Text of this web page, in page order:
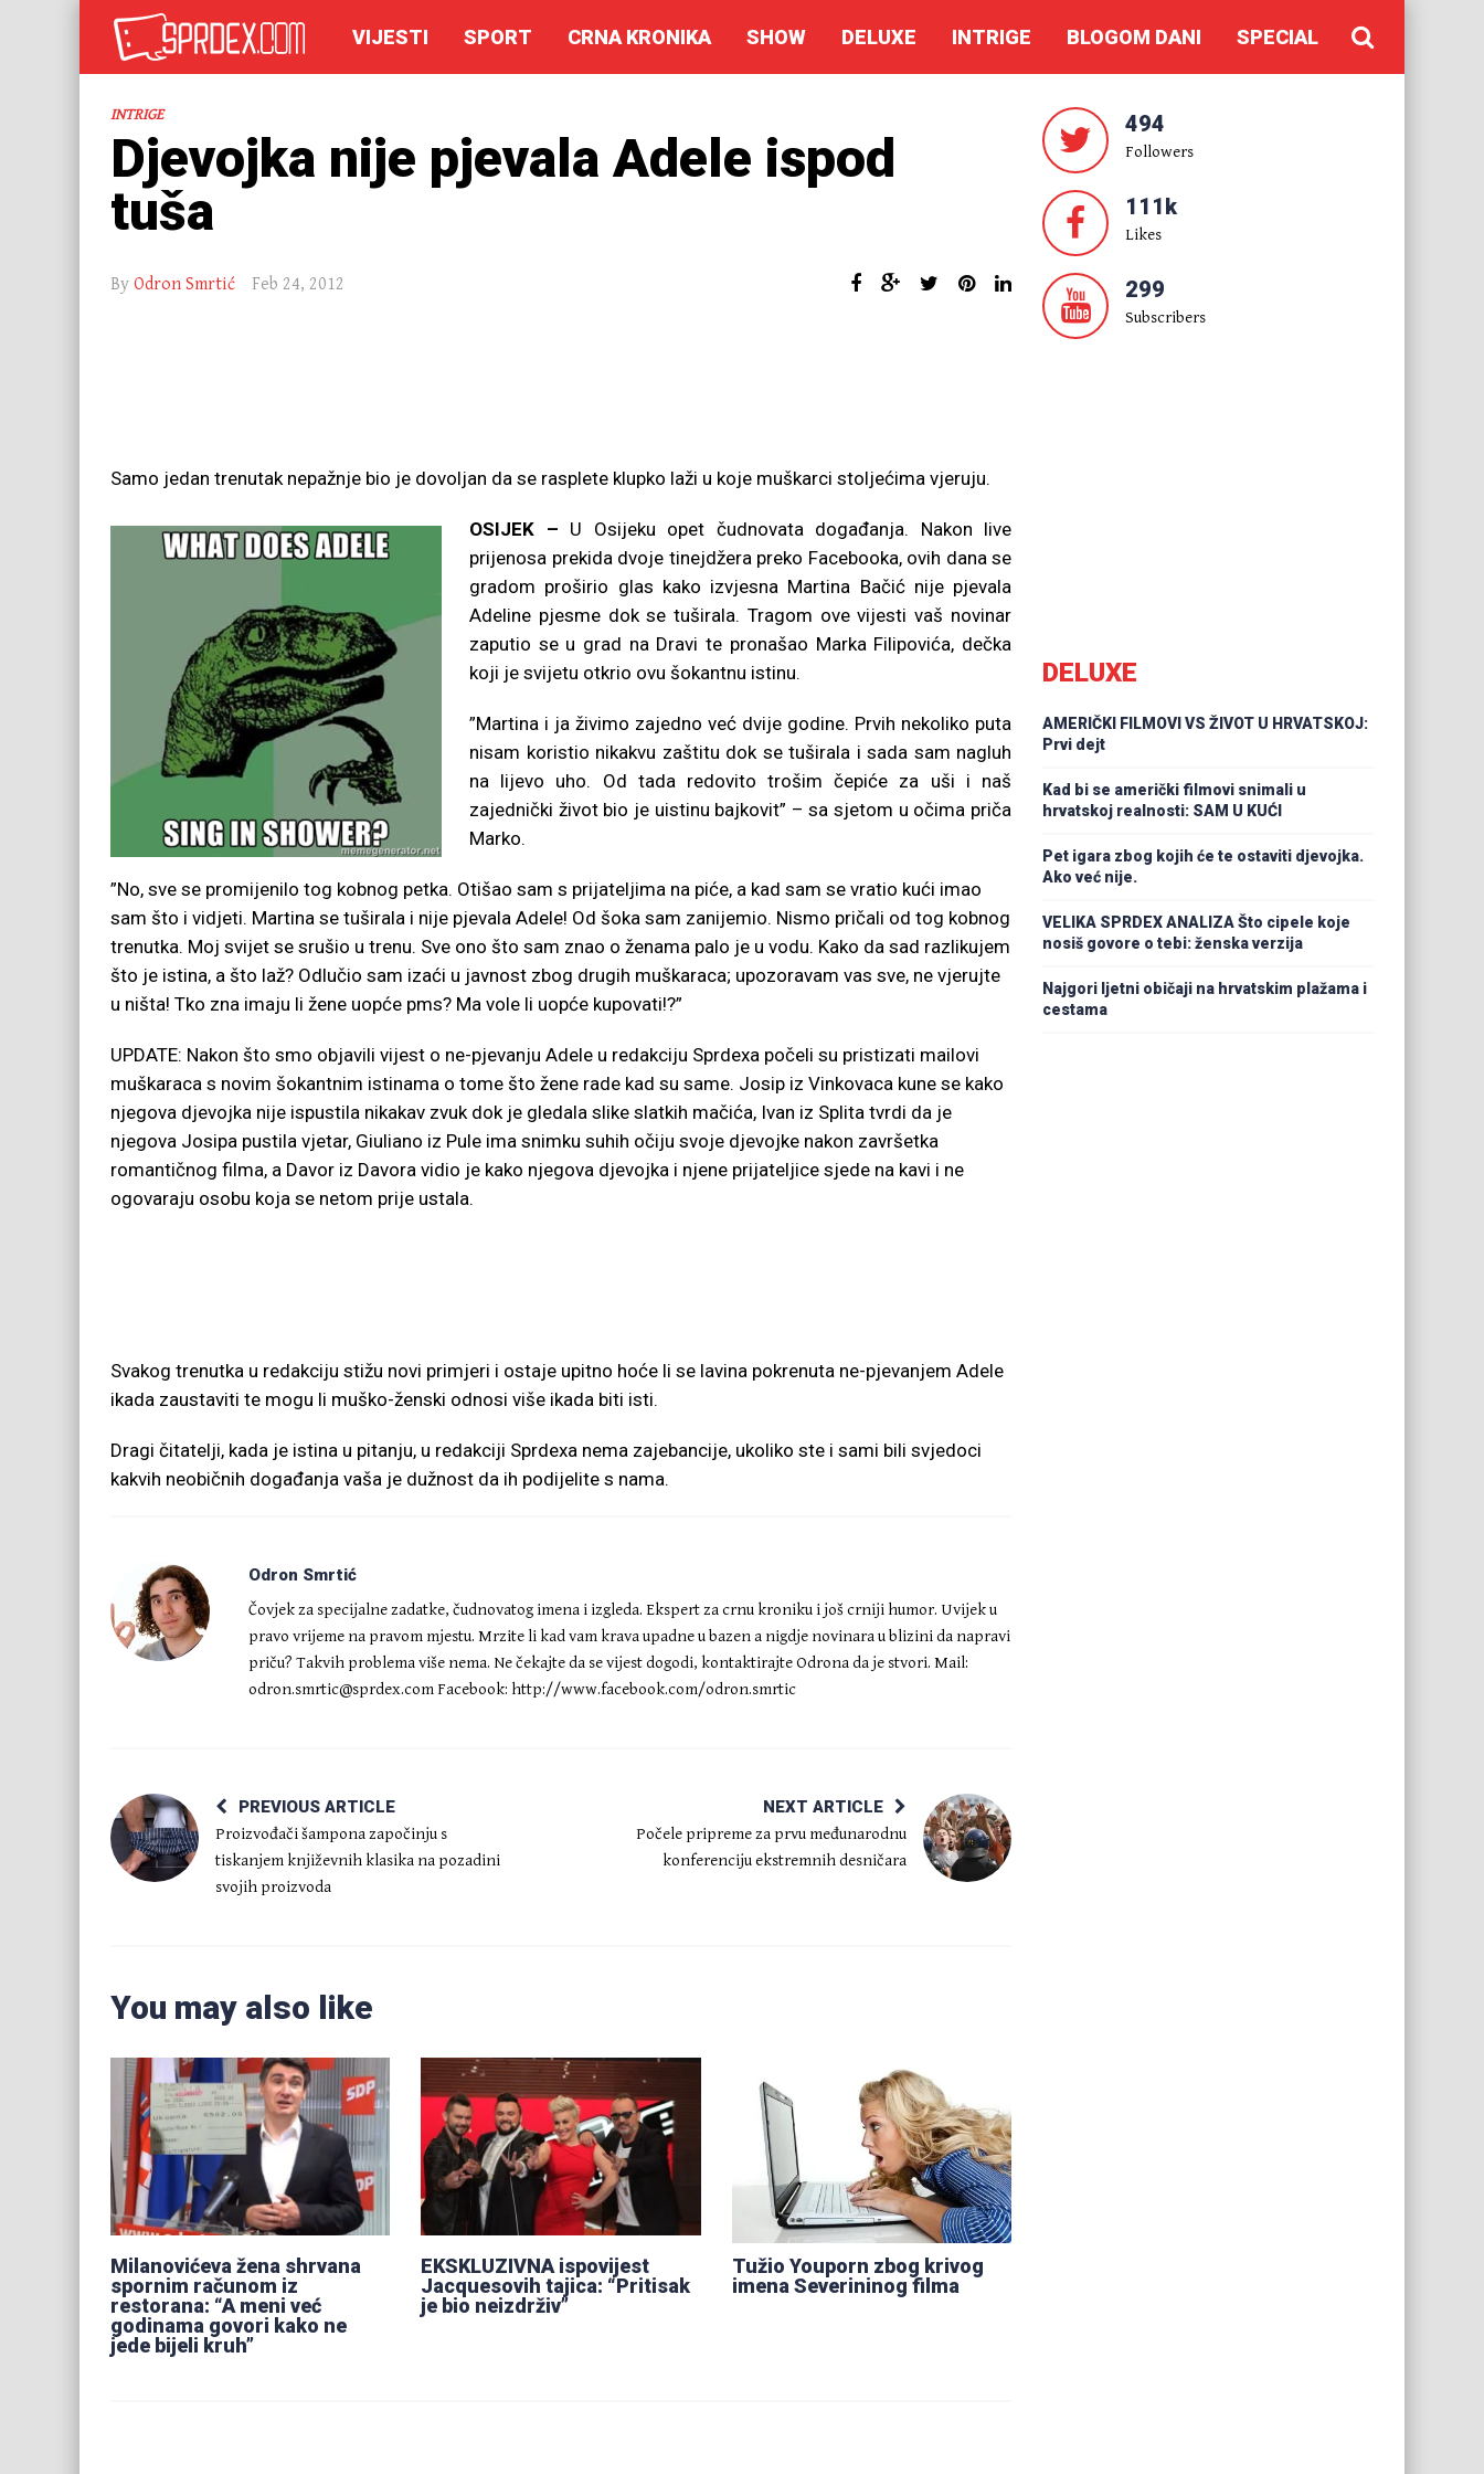
VIJESTI SPORT CRNA KRONIKA SHOW DELUXE INTRIGE BLOGOM DANI SPECIAL
INTRIGE
Djevojka nije pjevala Adele ispod
tuša
By Odron Smrtić Feb 24, 2012
Samo jedan trenutak nepažnje bio je dovoljan da se rasplete klupko laži u koje muškarci stoljećima vjeruju.
OSIJEK – U Osijeku opet čudnovata događanja. Nakon live
prijenosa prekida dvoje tinejdžera preko Facebooka, ovih dana se
gradom proširio glas kako izvjesna Martina Bačić nije pjevala
Adeline pjesme dok se tuširala. Tragom ove vijesti vaš novinar
zaputio se u grad na Dravi te pronašao Marka Filipovića, dečka
koji je svijetu otkrio ovu šokantnu istinu.
”Martina i ja živimo zajedno već dvije godine. Prvih nekoliko puta
nisam koristio nikakvu zaštitu dok se tuširala i sada sam nagluh
na lijevo uho. Od tada redovito trošim čepiće za uši i naš
zajednički život bio je uistinu bajkovit” – sa sjetom u očima priča
Marko.
”No, sve se promijenilo tog kobnog petka. Otišao sam s prijateljima na piće, a kad sam se vratio kući imao
sam što i vidjeti. Martina se tuširala i nije pjevala Adele! Od šoka sam zanijemio. Nismo pričali od tog kobnog
trenutka. Moj svijet se srušio u trenu. Sve ono što sam znao o ženama palo je u vodu. Kako da sad razlikujem
što je istina, a što laž? Odlučio sam izaći u javnost zbog drugih muškaraca; upozoravam vas sve, ne vjerujte
u ništa! Tko zna imaju li žene uopće pms? Ma vole li uopće kupovati!?”
UPDATE: Nakon što smo objavili vijest o ne-pjevanju Adele u redakciju Sprdexa počeli su pristizati mailovi
muškaraca s novim šokantnim istinama o tome što žene rade kad su same. Josip iz Vinkovaca kune se kako
njegova djevojka nije ispustila nikakav zvuk dok je gledala slike slatkih mačića, Ivan iz Splita tvrdi da je
njegova Josipa pustila vjetar, Giuliano iz Pule ima snimku suhih očiju svoje djevojke nakon završetka
romantičnog filma, a Davor iz Davora vidio je kako njegova djevojka i njene prijateljice sjede na kavi i ne
ogovaraju osobu koja se netom prije ustala.
Svakog trenutka u redakciju stižu novi primjeri i ostaje upitno hoće li se lavina pokrenuta ne-pjevanjem Adele
ikada zaustaviti te mogu li muško-ženski odnosi više ikada biti isti.
Dragi čitatelji, kada je istina u pitanju, u redakciji Sprdexa nema zajebancije, ukoliko ste i sami bili svjedoci
kakvih neobičnih događanja vaša je dužnost da ih podijelite s nama.
Odron Smrtić
Čovjek za specijalne zadatke, čudnovatog imena i izgleda. Ekspert za crnu kroniku i još crniji humor. Uvijek u
pravo vrijeme na pravom mjestu. Mrzite li kad vam krava upadne u bazen a nigdje novinara u blizini da napravi
priču? Takvih problema više nema. Ne čekajte da se vijest dogodi, kontaktirajte Odrona da je stvori. Mail:
odron.smrtic@sprdex.com Facebook: http://www.facebook.com/odron.smrtic
PREVIOUS ARTICLE
Proizvođači šampona započinju s
tiskanjem književnih klasika na pozadini
svojih proizvoda
NEXT ARTICLE
Počele pripreme za prvu međunarodnu
konferenciju ekstremnih desničara
You may also like
Milanovićeva žena shrvana
spornim računom iz
restorana: “A meni već
godinama govori kako ne
jede bijeli kruh”
EKSKLUZIVNA ispovijest
Jacquesovih tajica: “Pritisak
je bio neizdrživ”
Tužio Youporn zbog krivog
imena Severininog filma
494
Followers
111k
Likes
299
Subscribers
DELUXE
AMERIČKI FILMOVI VS ŽIVOT U HRVATSKOJ:
Prvi dejt
Kad bi se američki filmovi snimali u
hrvatskoj realnosti: SAM U KUĆI
Pet igara zbog kojih će te ostaviti djevojka.
Ako već nije.
VELIKA SPRDEX ANALIZA Što cipele koje
nosiš govore o tebi: ženska verzija
Najgori ljetni običaji na hrvatskim plažama i
cestama